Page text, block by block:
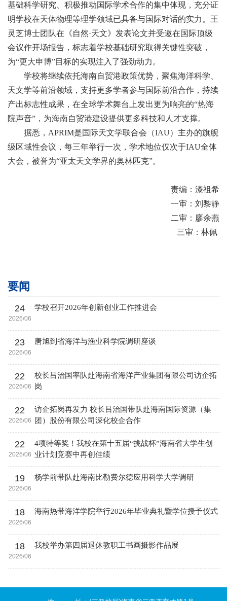
基础科学研究、积极推动国际学术合作的集中体现，充分证
明学校在天体物理等理学领域已具备与国际对话的实力。王
灵芝博士团队在《自然·天文》发表论文并受邀在国际顶级
会议作开场报告，标志着学校基础研究取得关键性突破，
为“更大申博”目标的实现注入了强劲动力。
学校将继续依托海南自贸港政策优势，聚焦海洋科学、
天文学等前沿领域，支持更多学者参与国际前沿合作，持续
产出标志性成果，在全球学术舞台上发出更为响亮的“热海
院声音”，为海南自贸港建设提供更多科技和人才支撑。
据悉，APRIM是国际天文学联合会（IAU）主办的旗舰
级区域性会议，每三年举行一次，学术地位仅次于IAU全体
大会，被誉为“亚太天文学界的奥林匹克”。
责编：漆祖希
一审：刘黎静
二审：廖余燕
三审：林佩
要闻
24
2026/06
学校召开2026年创新创业工作推进会
23
2026/06
唐旭到省海洋与渔业科学院调研座谈
22
2026/06
校长吕治国率队赴海南省海洋产业集团有限公司访企拓
岗
22
2026/06
访企拓岗再发力 校长吕治国带队赴海南国际资源（集
团）股份有限公司深化校企合作
22
2026/06
4项特等奖！我校在第十五届“挑战杯”海南省大学生创
业计划竞赛中再创佳绩
19
2026/06
杨学前带队赴海南比勒费尔德应用科学大学调研
18
2026/06
海南热带海洋学院举行2026年毕业典礼暨学位授予仪式
18
2026/06
我校举办第四届退休教职工书画摄影作品展